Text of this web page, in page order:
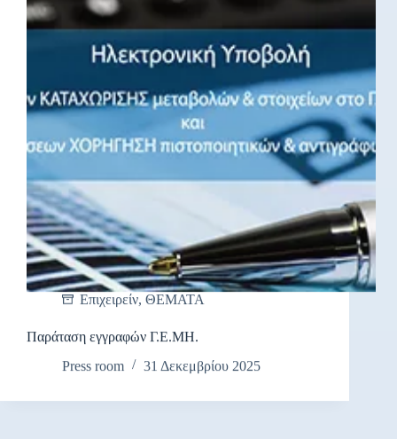
Επιχειρείν ΘΕΜΑΤΑ
Παράταση εγγραφών Γ.Ε.ΜΗ.
Press room
31 Δεκεμβρίου 2025